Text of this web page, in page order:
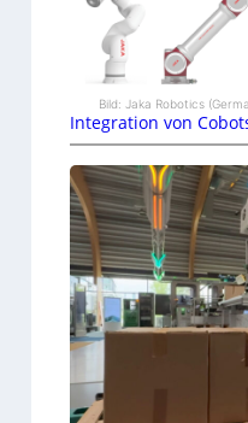
Bild: Jaka Robotics
Integration von